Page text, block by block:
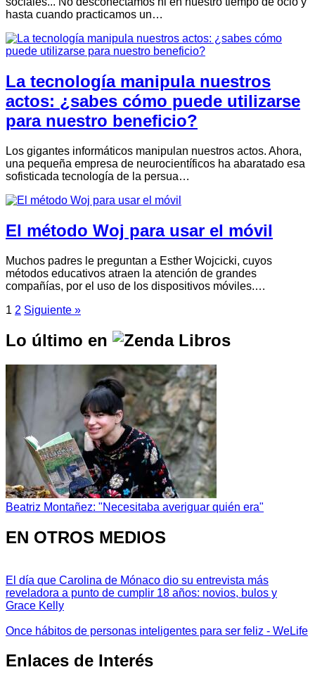
hasta cuando practicamos un…
La tecnología manipula nuestros
actos: ¿sabes cómo puede utilizarse
para nuestro beneficio?
Los gigantes informáticos manipulan nuestros actos. Ahora,
una pequeña empresa de neurocientíficos ha abaratado esa
sofisticada tecnología de la persua…
El método Woj para usar el móvil
Muchos padres le preguntan a Esther Wojcicki, cuyos
métodos educativos atraen la atención de grandes
compañías, por el uso de los dispositivos móviles.…
1 2 Siguiente »
Lo último en
Beatriz Montañez: "Necesitaba averiguar quién era"
EN OTROS MEDIOS
El día que Carolina de Mónaco dio su entrevista más
reveladora a punto de cumplir 18 años: novios, bulos y
Grace Kelly
Once hábitos de personas inteligentes para ser feliz - WeLife
Enlaces de Interés